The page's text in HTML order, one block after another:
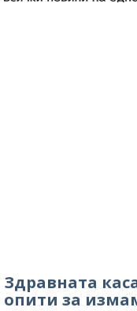
Здравната
опити за